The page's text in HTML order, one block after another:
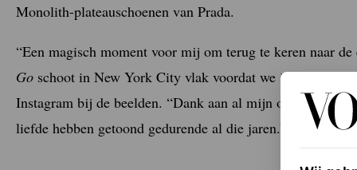
Monolith-plateauschoenen van Prada.
“Een magisch moment voor mij om terug te keren naar
Go schoot in New York City vlak voordat we in Madison
Instagram bij de beelden. “Dank aan al mijn ongelooflijk
liefde hebben getoond gedurende al die jaren.”